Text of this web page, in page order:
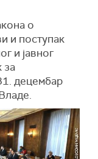
о
и поступак
и јавног
за
децембар